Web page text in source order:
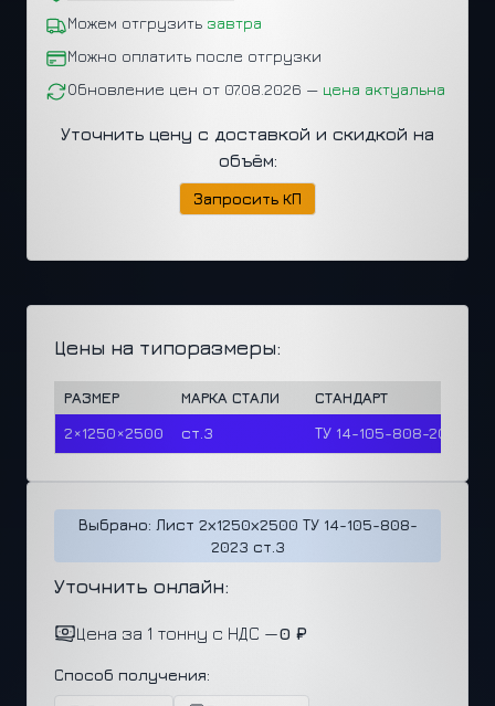
Можем отгрузить завтра
Можно оплатить после отгрузки
Обновление цен от 07.08.2026 — цена актуальна
Уточнить цену с доставкой и скидкой на
объём:
Запросить КП
Цены на типоразмеры:
РАЗМЕР МАРКА СТАЛИ СТАНДАРТ
2×1250×2500
ст.3 ТУ 14-105-808-2023
Выбрано: Лист 2х1250х2500 ТУ 14-105-808-
2023 ст.3
Уточнить онлайн:
Цена за 1 тонну с НДС —0 ₽
Способ получения: